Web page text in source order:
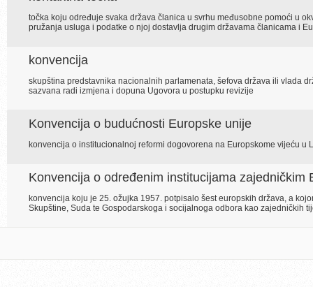
točka koju određuje svaka država članica u svrhu međusobne pomoći u
pružanja usluga i podatke o njoj dostavlja drugim državama članicama i
konvencija
skupština predstavnika nacionalnih parlamenata, šefova država ili vlada
sazvana radi izmjena i dopuna Ugovora u postupku revizije
Konvencija o budućnosti Europske unije
konvencija o institucionalnoj reformi dogovorena na Europskome vijeću u
Konvencija o određenim institucijama zajedničkim
konvencija koju je 25. ožujka 1957. potpisalo šest europskih država, a
Skupštine, Suda te Gospodarskoga i socijalnoga odbora kao zajedničkih